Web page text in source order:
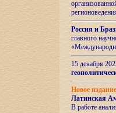
Россия и
главного
15 декабря
Новое
Латинская
В работе